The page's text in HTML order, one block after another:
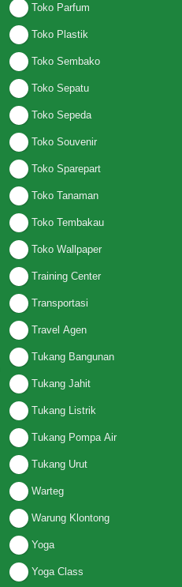
Toko Parfum
Toko Plastik
Toko Sembako
Toko Sepatu
Toko Sepeda
Toko Souvenir
Toko Sparepart
Toko Tanaman
Toko Tembakau
Toko Wallpaper
Training Center
Transportasi
Travel Agen
Tukang Bangunan
Tukang Jahit
Tukang Listrik
Tukang Pompa Air
Tukang Urut
Warteg
Warung Klontong
Yoga
Yoga Class